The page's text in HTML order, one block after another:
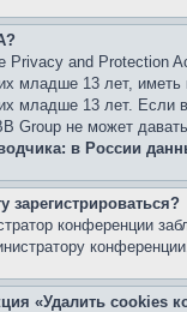
Privacy and Protection
младше 13 лет,
младше 13 лет. Если
Group не может
в России
зарегистрироваться?
конференции
«Удалить cookies